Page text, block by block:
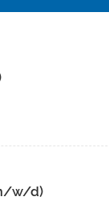
w/d)​